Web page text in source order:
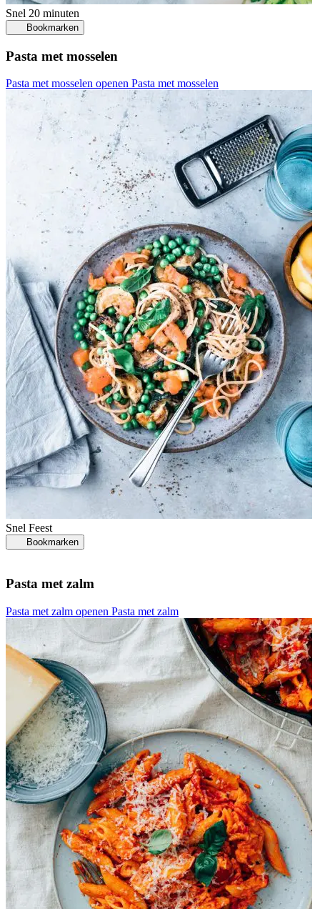
Snel 20 minuten
Bookmarken
Pasta met mosselen
Pasta met mosselen openen Pasta met mosselen
Snel Feest
Bookmarken
Pasta met zalm
Pasta met zalm openen Pasta met zalm